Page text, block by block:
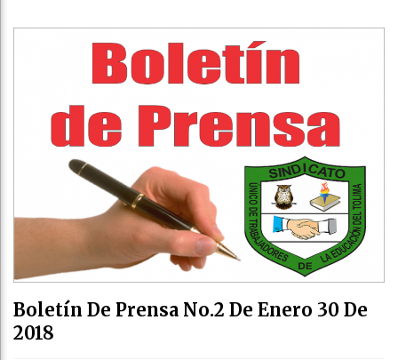
Boletín De Prensa No.2 De Enero 30 De
2018